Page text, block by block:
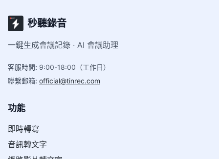
秒聽錄音
一鍵生成會議記錄 · AI 會議助理
客服時間: 9:00-18:00（工作日）
聯繫郵箱: official@tinrec.com
功能
即時轉寫
音訊轉文字